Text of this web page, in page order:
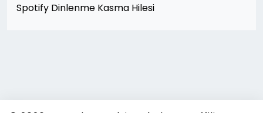
Spotify Dinlenme Kasma Hilesi